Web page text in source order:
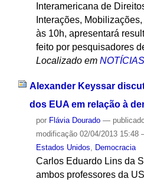
Interamericana de
Interações,
às 10h, apresentará
feito por pesquisadores
Localizado em NOTÍCIAS
Alexander Keyssar
dos EUA em relação à
por Flávia Dourado —
modificação02/04/2013 15:48
Estados Unidos
Democracia
Carlos Eduardo Lins da
ambos professores da